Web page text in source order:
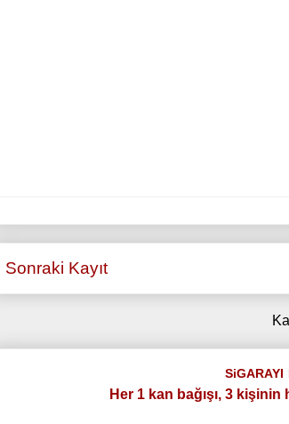
Sonraki Kayıt
SiGARAYI
Her 1 kan bağışı, 3